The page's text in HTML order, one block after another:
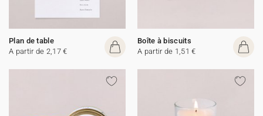
Plan de table
A partir de 2,17 €
Boîte à biscuits
A partir de 1,51 €